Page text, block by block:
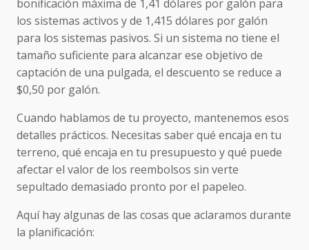
bonificación máxima de 1,41 dólares por galón para
los sistemas activos y de 1,415 dólares por galón
para los sistemas pasivos. Si un sistema no tiene el
tamaño suficiente para alcanzar ese objetivo de
captación de una pulgada, el descuento se reduce a
$0,50 por galón.
Cuando hablamos de tu proyecto, mantenemos esos
detalles prácticos. Necesitas saber qué encaja en tu
terreno, qué encaja en tu presupuesto y qué puede
afectar el valor de los reembolsos sin verte
sepultado demasiado pronto por el papeleo.
Aquí hay algunas de las cosas que aclaramos durante
la planificación: